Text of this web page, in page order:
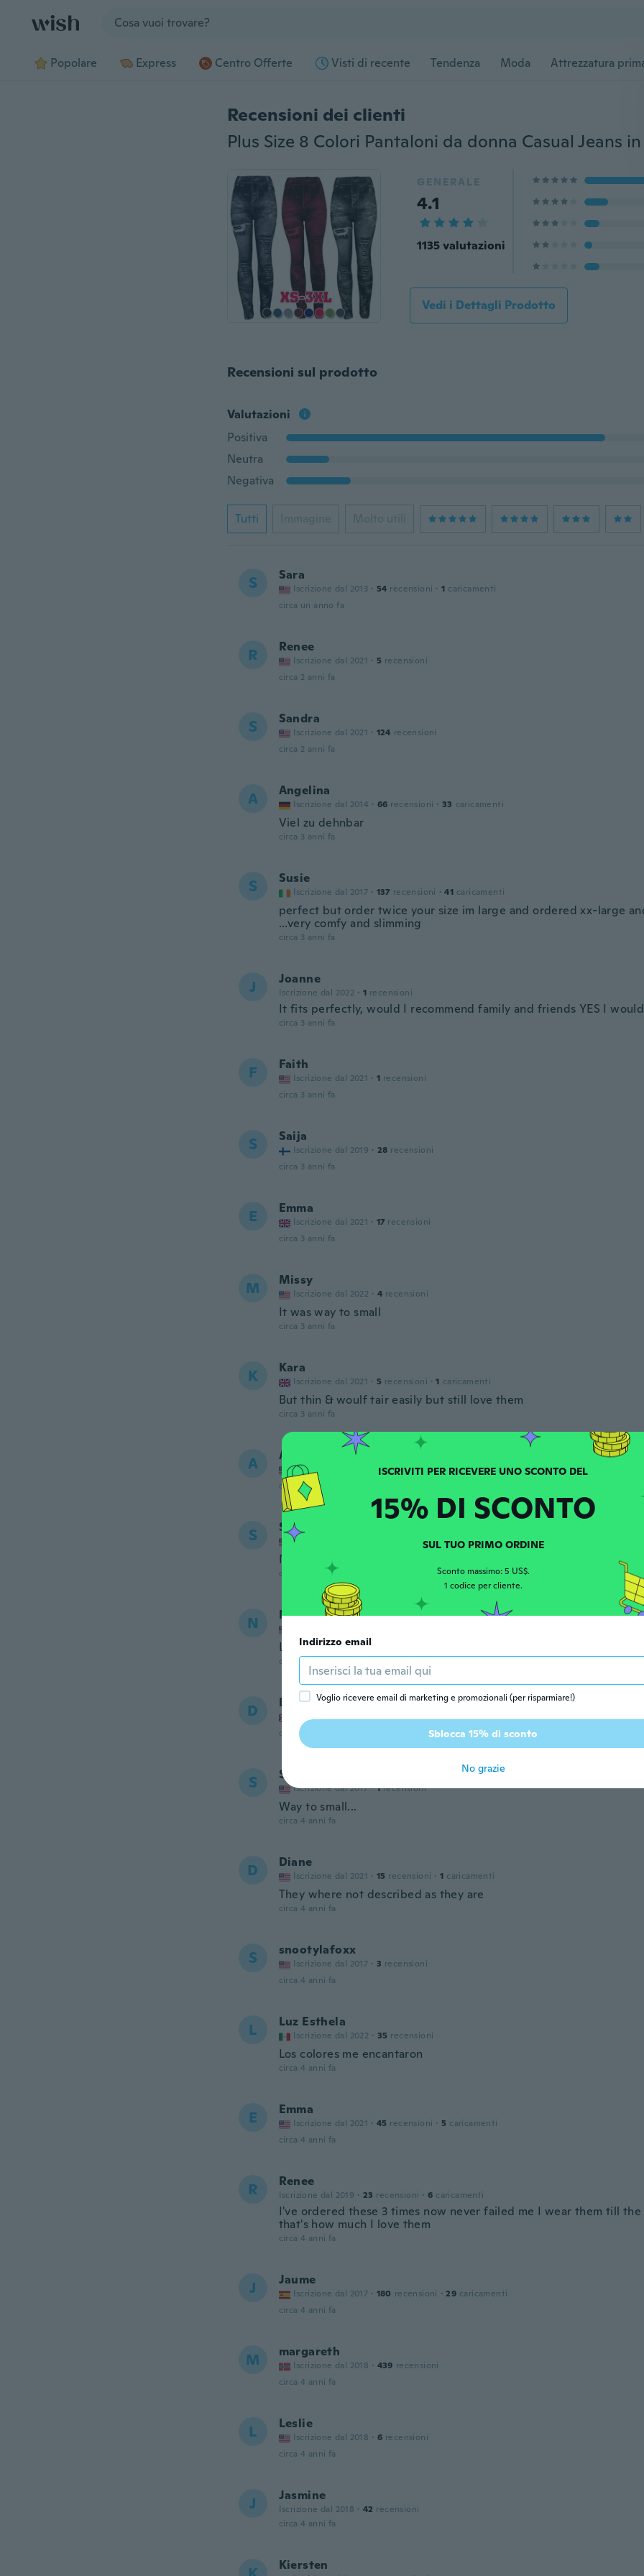
Popolare Express Centro Offerte Visti di recente Tendenza Moda Attrezzatura
Recensioni dei clienti
GENERALE
4.1
1135 valutazioni
Vedi i Dettagli Prodotto
Recensioni sul prodotto
Valutazioni
Positiva
Neutra
Negativa
Tutti Immagine Molto utili
S Sara
Iscrizione dal 2013 · 54 recensioni · 1 caricamenti
circa un anno fa
R Renee
Iscrizione dal 2021 · 5 recensioni
circa 2 anni fa
S Sandra
Iscrizione dal 2021 · 124 recensioni
circa 2 anni fa
A Angelina
Iscrizione dal 2014 · 66 recensioni · 33 caricamenti
Viel zu dehnbar
circa 3 anni fa
S Susie
Iscrizione dal 2017 · 137 recensioni · 41 caricamenti
perfect but order twice your size im large and ordered xx-large
...very comfy and slimming
circa 3 anni fa
J Joanne
Iscrizione dal 2022 · 1 recensioni
It fits perfectly, would I recommend family and friends YES I would
circa 3 anni fa
F Faith
Iscrizione dal 2021 · 1 recensioni
circa 3 anni fa
S Saija
Iscrizione dal 2019 · 28 recensioni
circa 3 anni fa
E Emma
Iscrizione dal 2021 · 17 recensioni
circa 3 anni fa
M Missy
Iscrizione dal 2022 · 4 recensioni
It was way to small
circa 3 anni fa
K Kara
Iscrizione dal 2021 · 5 recensioni · 1 caricamenti
But thin & woulf tair easily but still love them
circa 3 anni fa
A April
Iscrizione dal 2018 16 recensioni · 3 caricamenti
circa 3 anni fa
S Sharney
Iscrizione dal 2018 recensioni
Never received the order
circa 3 anni fa
N Nicci
Love them!
circa 3 anni fa
D David
circa 3 anni fa
S Susan
Iscrizione dal 2017 · 1 recensioni
Way to small...
circa 4 anni fa
D Diane
Iscrizione dal 2021 · 15 recensioni · 1 caricamenti
They where not described as they are
circa 4 anni fa
S snootylafoxx
Iscrizione dal 2017 · 3 recensioni
circa 4 anni fa
L Luz Esthela
Iscrizione dal 2022 · 35 recensioni
Los colores me encantaron
circa 4 anni fa
E Emma
Iscrizione dal 2021 · 45 recensioni · 5 caricamenti
circa 4 anni fa
R Renee
Iscrizione dal 2019 · 23 recensioni · 6 caricamenti
I've ordered these 3 times now never failed me I wear them till
that's how much I love them
circa 4 anni fa
J Jaume
Iscrizione dal 2017 · 180 recensioni · 29 caricamenti
circa 4 anni fa
M margareth
Iscrizione dal 2018 · 439 recensioni
circa 4 anni fa
L Leslie
Iscrizione dal 2018 · 6 recensioni
circa 4 anni fa
J Jasmine
Iscrizione dal 2018 · 42 recensioni
circa 4 anni fa
Kiersten
15% DI SCONTO
SUL TUO PRIMO ORDINE
Sconto massimo: 5 US$.
1 codice per cliente.
Indirizzo email
Voglio ricevere email di marketing e promozionali (per risparmiare!)
Sblocca 15% di sconto
No grazie